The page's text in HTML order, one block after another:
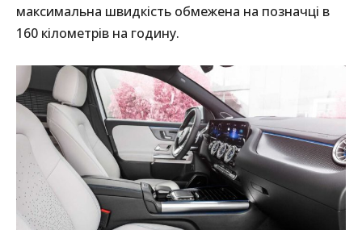
максимальна швидкість обмежена на позначці в
160 кілометрів на годину.